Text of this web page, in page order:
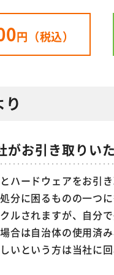
円（税込）
がお引き取りい
ハードウェアをお引
分に困るものの一つ
ルされますが、自分
合は自治体の使用済
いという方は当社に回